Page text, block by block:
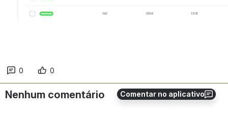
Comentar no aplicativo
0 0
Nenhum comentário